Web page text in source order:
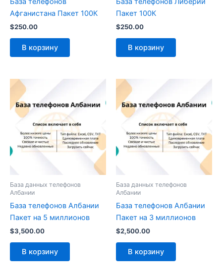
Афганистана Пакет 100К
$250.00
В корзину
Пакет 100К
$250.00
В корзину
База данных телефонов
Албании
База телефонов Албании
Пакет на 5 миллионов
$3,500.00
В корзину
База данных телефонов
Албании
База телефонов Албании
Пакет на 3 миллионов
$2,500.00
В корзину